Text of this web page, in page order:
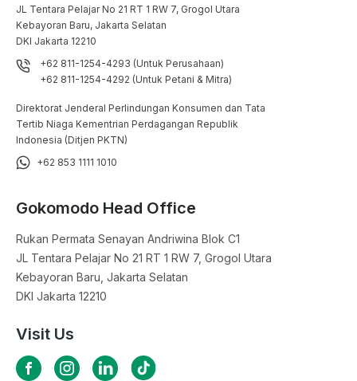
JL Tentara Pelajar No 21 RT 1 RW 7, Grogol Utara
Kebayoran Baru, Jakarta Selatan
DKI Jakarta 12210
+62 811-1254-4293 (Untuk Perusahaan)
+62 811-1254-4292 (Untuk Petani & Mitra)
Direktorat Jenderal Perlindungan Konsumen dan Tata
Tertib Niaga Kementrian Perdagangan Republik
Indonesia (Ditjen PKTN)
+62 853 1111 1010
Gokomodo Head Office
Rukan Permata Senayan Andriwina Blok C1
JL Tentara Pelajar No 21 RT 1 RW 7, Grogol Utara
Kebayoran Baru, Jakarta Selatan
DKI Jakarta 12210
Visit Us